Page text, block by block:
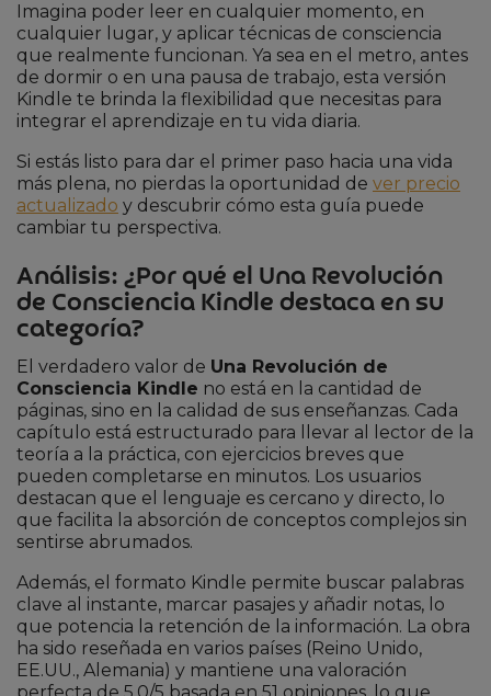
Imagina poder leer en cualquier momento, en
cualquier lugar, y aplicar técnicas de consciencia
que realmente funcionan. Ya sea en el metro, antes
de dormir o en una pausa de trabajo, esta versión
Kindle te brinda la flexibilidad que necesitas para
integrar el aprendizaje en tu vida diaria.
Si estás listo para dar el primer paso hacia una vida
más plena, no pierdas la oportunidad de ver precio
actualizado y descubrir cómo esta guía puede
cambiar tu perspectiva.
Análisis: ¿Por qué el Una Revolución
de Consciencia Kindle destaca en su
categoría?
El verdadero valor de Una Revolución de
Consciencia Kindle no está en la cantidad de
páginas, sino en la calidad de sus enseñanzas. Cada
capítulo está estructurado para llevar al lector de la
teoría a la práctica, con ejercicios breves que
pueden completarse en minutos. Los usuarios
destacan que el lenguaje es cercano y directo, lo
que facilita la absorción de conceptos complejos sin
sentirse abrumados.
Además, el formato Kindle permite buscar palabras
clave al instante, marcar pasajes y añadir notas, lo
que potencia la retención de la información. La obra
ha sido reseñada en varios países (Reino Unido,
EE.UU., Alemania) y mantiene una valoración
perfecta de 5.0/5 basada en 51 opiniones, lo que